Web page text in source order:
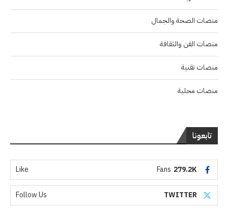
منصات الصحة والجمال
منصات الفن والثقافة
منصات تقنية
منصات محلية
تابعونا
279.2K
Fans
Like
TWITTER
Follow Us